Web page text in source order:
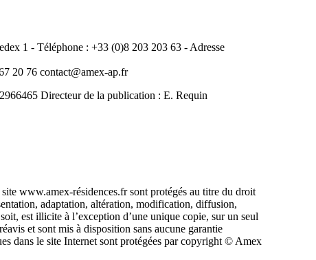
1 - Téléphone : +33 (0)8 203 203 63 - Adresse
20 76 contact@amex-ap.fr
Directeur de la publication : E. Requin
www.amex-résidences.fr sont protégés au titre du droit
adaptation, altération, modification, diffusion,
est illicite à l’exception d’une unique copie, sur un seul
et sont mis à disposition sans aucune garantie
dans le site Internet sont protégées par copyright © Amex